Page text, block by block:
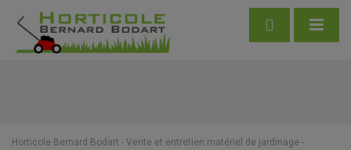
Horticole Bernard Bodart - Vente et entretien matériel de jardinage -